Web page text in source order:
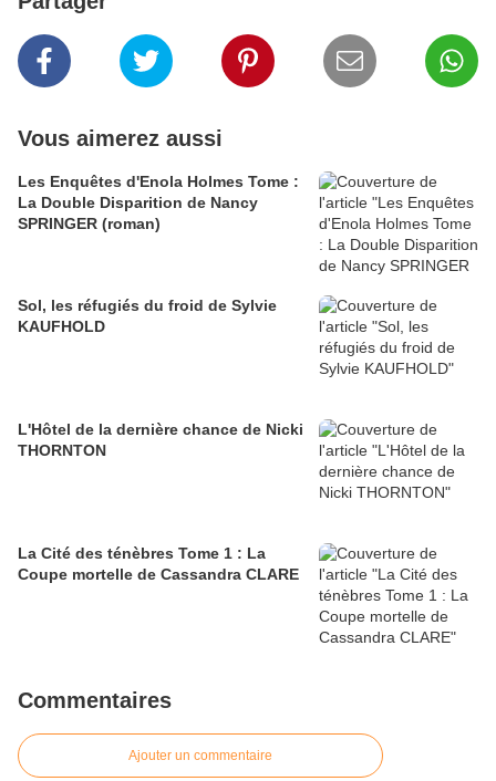
Vous aimerez aussi
Les Enquêtes d'Enola Holmes Tome :
La Double Disparition de Nancy
SPRINGER (roman)
Sol, les réfugiés du froid de Sylvie
KAUFHOLD
L'Hôtel de la dernière chance de Nicki
THORNTON
La Cité des ténèbres Tome 1 : La
Coupe mortelle de Cassandra CLARE
Commentaires
Ajouter un commentaire